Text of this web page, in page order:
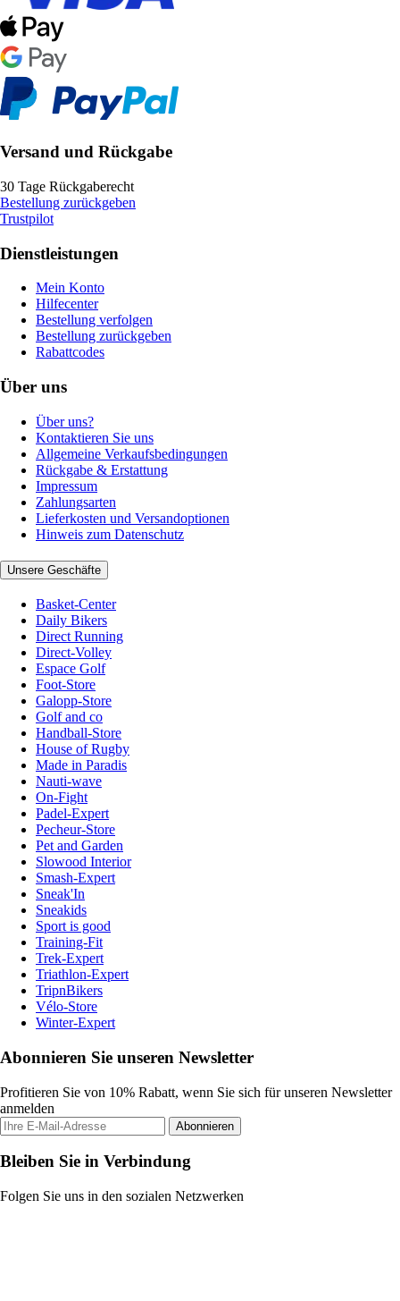
Versand und Rückgabe
30 Tage Rückgaberecht
Bestellung zurückgeben
Trustpilot
Dienstleistungen
Mein Konto
Hilfecenter
Bestellung verfolgen
Bestellung zurückgeben
Rabattcodes
Über uns
Über uns?
Kontaktieren Sie uns
Allgemeine Verkaufsbedingungen
Rückgabe & Erstattung
Impressum
Zahlungsarten
Lieferkosten und Versandoptionen
Hinweis zum Datenschutz
Unsere Geschäfte
Basket-Center
Daily Bikers
Direct Running
Direct-Volley
Espace Golf
Foot-Store
Galopp-Store
Golf and co
Handball-Store
House of Rugby
Made in Paradis
Nauti-wave
On-Fight
Padel-Expert
Pecheur-Store
Pet and Garden
Slowood Interior
Smash-Expert
Sneak'In
Sneakids
Sport is good
Training-Fit
Trek-Expert
Triathlon-Expert
TripnBikers
Vélo-Store
Winter-Expert
Abonnieren Sie unseren Newsletter
Profitieren Sie von 10% Rabatt, wenn Sie sich für unseren Newsletter
anmelden
Abonnieren
Bleiben Sie in Verbindung
Folgen Sie uns in den sozialen Netzwerken